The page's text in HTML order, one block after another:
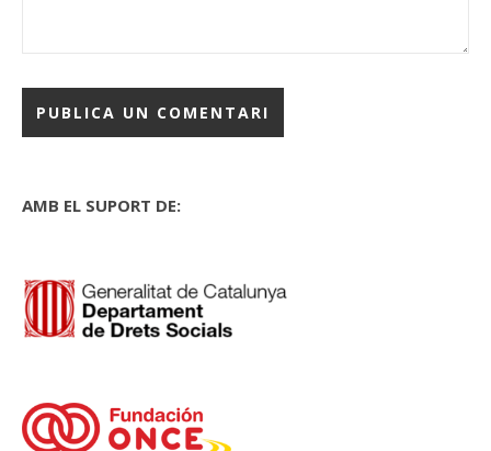
AMB EL SUPORT DE: